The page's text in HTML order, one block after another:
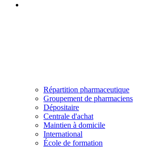
Répartition pharmaceutique
Groupement de pharmaciens
Dépositaire
Centrale d'achat
Maintien à domicile
International
École de formation